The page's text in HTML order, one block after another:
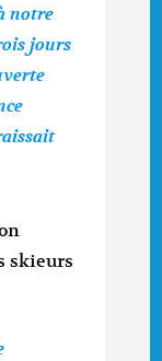
notre
jours
skieurs